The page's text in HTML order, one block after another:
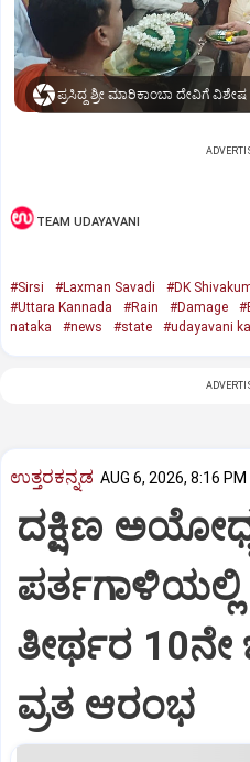
TEAM UDAYAVANI
#Sirsi #Laxman Savadi #DK
#Uttara Kannada
#Rain #Damage
nataka
#news #state #udayavani
ಉತ್ತರಕನ್ನಡ AUG 6, 2026, 8:16 PM
ದಕ್ಷಿಣ
ಪರ್ತಗಾಳಿಯಲ್ಲಿ
ತೀರ್ಥರ 10ನೇ
ವ್ರತ ಆರಂಭ